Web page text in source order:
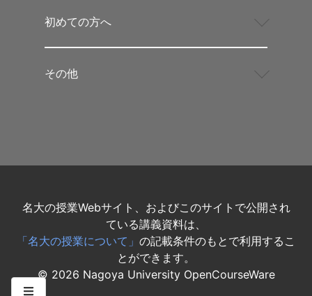
初めての方へ
その他
名大の授業Webサイト、およびこのサイトで公開され
ている講義資料は、
「名大の授業について」 の記載条件のもとで利用するこ
とができます。
© 2026 Nagoya University OpenCourseWare